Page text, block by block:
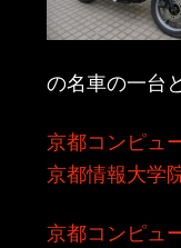
の名車の一台
京都コンピュ
京都情報大学
京都コンピュ